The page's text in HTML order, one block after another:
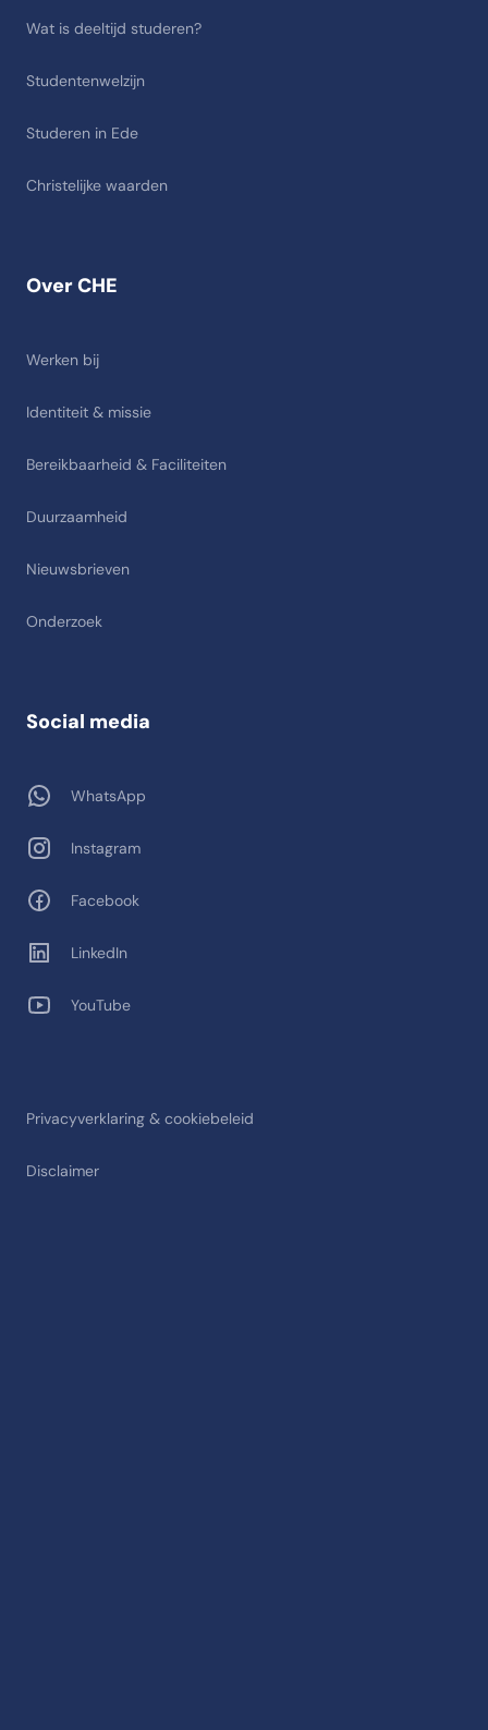
Over CHE
Werken bij
Identiteit & missie
Bereikbaarheid & Faciliteiten
Duurzaamheid
Nieuwsbrieven
Onderzoek
Wat is deeltijd studeren?
Studentenwelzijn
Studeren in Ede
Christelijke waarden
Privacyverklaring & cookiebeleid
Disclaimer
Social media
WhatsApp
Instagram
Facebook
LinkedIn
YouTube